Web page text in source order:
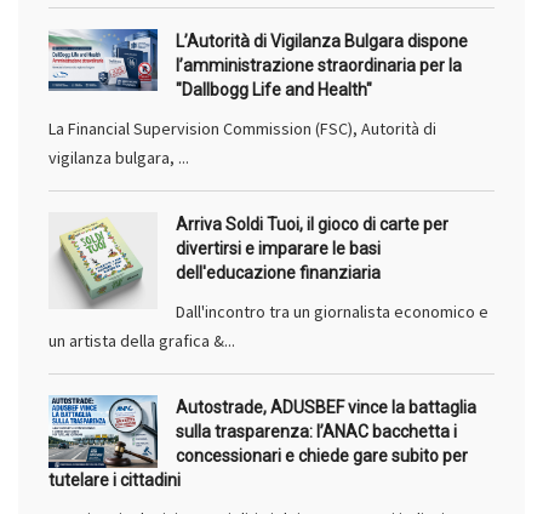
L’Autorità di Vigilanza Bulgara dispone
l’amministrazione straordinaria per la
"Dallbogg Life and Health"
La Financial Supervision Commission (FSC), Autorità di
vigilanza bulgara, ...
Arriva Soldi Tuoi, il gioco di carte per
divertirsi e imparare le basi
dell'educazione finanziaria
Dall'incontro tra un giornalista economico e
un artista della grafica &...
Autostrade, ADUSBEF vince la battaglia
sulla trasparenza: l’ANAC bacchetta i
concessionari e chiede gare subito per
tutelare i cittadini